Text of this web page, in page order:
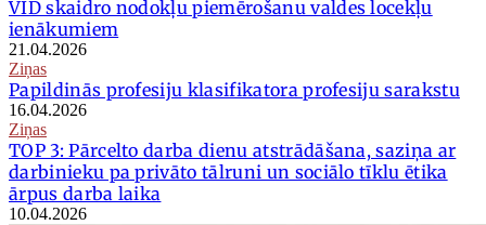
VID skaidro nodokļu piemērošanu valdes locekļu
ienākumiem
21.04.2026
Ziņas
Papildinās profesiju klasifikatora profesiju sarakstu
16.04.2026
Ziņas
TOP 3: Pārcelto darba dienu atstrādāšana, saziņa ar
darbinieku pa privāto tālruni un sociālo tīklu ētika
ārpus darba laika
10.04.2026